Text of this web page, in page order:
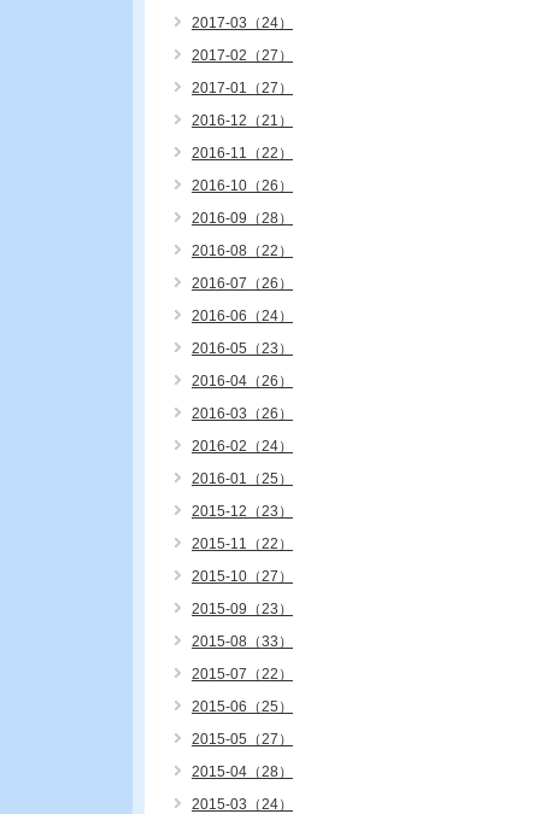
2017-03（24）
2017-02（27）
2017-01（27）
2016-12（21）
2016-11（22）
2016-10（26）
2016-09（28）
2016-08（22）
2016-07（26）
2016-06（24）
2016-05（23）
2016-04（26）
2016-03（26）
2016-02（24）
2016-01（25）
2015-12（23）
2015-11（22）
2015-10（27）
2015-09（23）
2015-08（33）
2015-07（22）
2015-06（25）
2015-05（27）
2015-04（28）
2015-03（24）